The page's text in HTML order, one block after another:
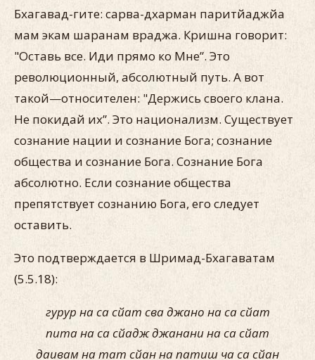
Бхагавад-гите: сарва-дхарман паритйаджйа
мам экам шаранам враджа. Кришна говорит:
"Оставь все. Иди прямо ко Мне”. Это
революционный, абсолютный путь. А вот
такой—относителен: "Держись своего клана.
Не покидай их”. Это национализм. Существует
сознание нации и сознание Бога; сознание
общества и сознание Бога. Сознание Бога
абсолютно. Если сознание общества
препятствует сознанию Бога, его следует
оставить.
Это подтверждается в Шримад-Бхагаватам
(5.5.18):
гурур на са сйат сва джано на са сйат
пита на са сйадж джанани на са сйат
даивам на тат сйан на патиш ча са сйан